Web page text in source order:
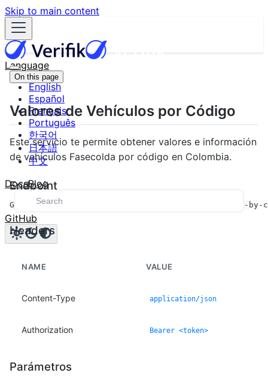
Skip to main content
Language
English
Español
Français
Português
한국어
日本語
中文
DocsBlog
GitHub
On this page
Valores de Vehículos por Código
Este servicio te permite obtener valores e información
de vehículos Fasecolda por código en Colombia.
Endpoint
GET https://api.verifik.co/v2/co/fasecolda/values-by-
Headers
NAME VALUE
Content-Type application/json
Authorization Bearer <token>
Parámetros